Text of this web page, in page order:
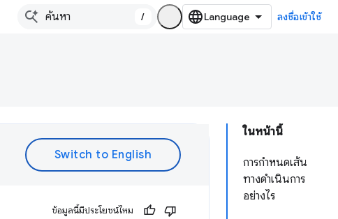
/ ลงชื่อเข้าใช้
ในหน้านี้
การกำหนดเส้น
ทางดำเนินการ
อย่างไร
ข้อมูลนี้มีประโยชน์ไหม